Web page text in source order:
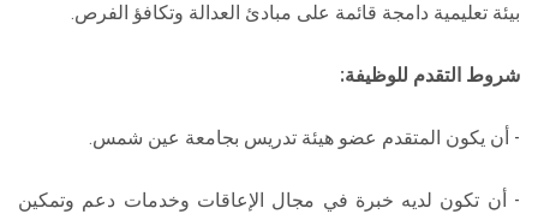
بيئة تعليمية دامجة قائمة على مبادئ العدالة وتكافؤ الفرص.
شروط التقدم للوظيفة:
- أن يكون المتقدم عضو هيئة تدريس بجامعة عين شمس.
- أن تكون لديه خبرة في مجال الإعاقات وخدمات دعم وتمكين